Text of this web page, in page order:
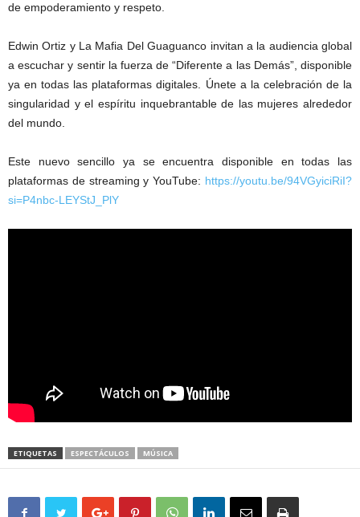
de empoderamiento y respeto.
Edwin Ortiz y La Mafia Del Guaguanco invitan a la audiencia global
a escuchar y sentir la fuerza de “Diferente a las Demás”, disponible
ya en todas las plataformas digitales. Únete a la celebración de la
singularidad y el espíritu inquebrantable de las mujeres alrededor
del mundo.
Este nuevo sencillo ya se encuentra disponible en todas las
plataformas de streaming y YouTube: https://youtu.be/94VGyiciRiI?
si=P4nbc-LEYStJ_PlY
ETIQUETAS ESPECTÁCULOS MÚSICA